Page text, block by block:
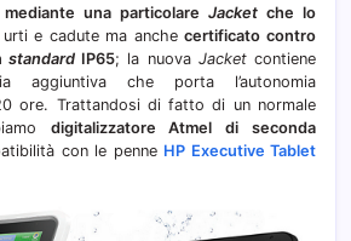
una particolare Jacket che lo
e cadute ma anchecertificato contro
standard IP65; la nuova Jacketcontiene
aggiuntiva che porta l’autonomia
ore. Trattandosi di fatto di un normale
digitalizzatore Atmel di seconda
con le penne HP Executive Tablet